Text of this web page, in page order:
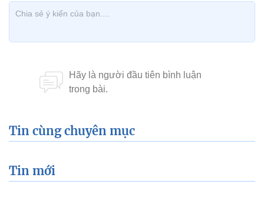
Tin cùng chuyên mục
Tin mới